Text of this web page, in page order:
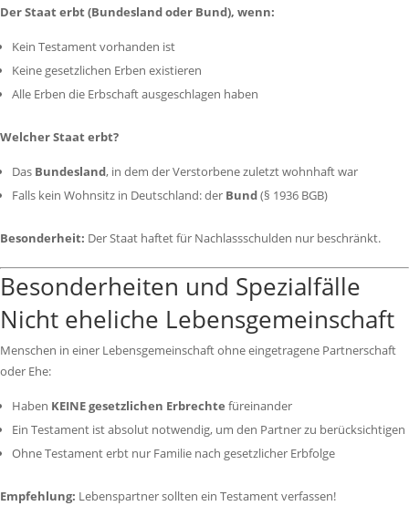
Der Staat erbt (Bundesland oder Bund), wenn:
Kein Testament vorhanden ist
Keine gesetzlichen Erben existieren
Alle Erben die Erbschaft ausgeschlagen haben
Welcher Staat erbt?
Das Bundesland, in dem der Verstorbene zuletzt wohnhaft war
Falls kein Wohnsitz in Deutschland: der Bund(§ 1936 BGB)
Besonderheit: Der Staat haftet für Nachlassschulden nur beschränkt.
Besonderheiten und Spezialfälle
Nicht eheliche Lebensgemeinschaft
Menschen in einer Lebensgemeinschaft ohne eingetragene Partnerschaft
oder Ehe:
Haben KEINE gesetzlichen Erbrechte füreinander
Ein Testament ist absolut notwendig, um den Partner zu berücksichtigen
Ohne Testament erbt nur Familie nach gesetzlicher Erbfolge
Empfehlung: Lebenspartner sollten ein Testament verfassen!